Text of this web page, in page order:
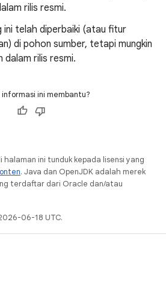
rilis resmi.
ini telah diperbaiki (atau fitur
di pohon sumber, tetapi mungkin
dalam rilis resmi.
informasi ini membantu?
halaman ini tunduk kepada lisensi yang
. Java dan OpenJDK adalah merek
terdaftar dari Oracle dan/atau
06-18 UTC.